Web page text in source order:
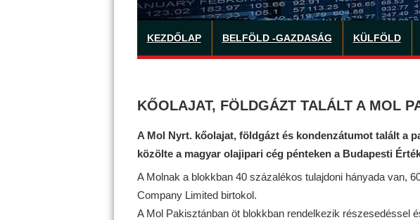
KEZDŐLAP BELFÖLD -GAZDASÁG KÜLFÖLD
KŐOLAJAT, FÖLDGÁZT TALÁLT A MOL
A Mol Nyrt. kőolajat, földgázt és kondenzátumot talált a
közölte a magyar olajipari cég pénteken a Budapesti
A Molnak a blokkban 40 százalékos tulajdoni hányada van,
Company Limited birtokol.
A Mol Pakisztánban öt blokkban rendelkezik részesedéssel